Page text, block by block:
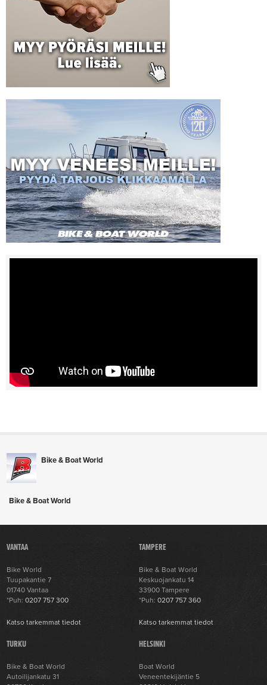
Bike & Boat World
Bike & Boat World
VANTAA
Bike World
Tuupakantie 7
01740 Vantaa
*Puh:0207 757 300
Katso tarkemmat tiedot
TAMPERE
Bike & Boat World
Keskuojankatu 14
33900 Tampere
*Puh:0207 757 360
Katso tarkemmat tiedot
TURKU
Bike & Boat World
Autoilijankatu 31
HELSINKI
Boat World
Veneentekijäntie 5